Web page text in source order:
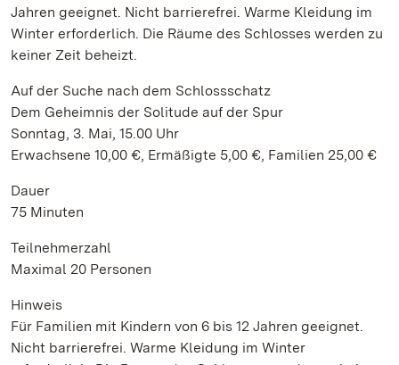
Jahren geeignet. Nicht barrierefrei. Warme Kleidung im
Winter erforderlich. Die Räume des Schlosses werden zu
keiner Zeit beheizt.
Auf der Suche nach dem Schlossschatz
Dem Geheimnis der Solitude auf der Spur
Sonntag, 3. Mai, 15.00 Uhr
Erwachsene 10,00 €, Ermäßigte 5,00 €, Familien 25,00 €
Dauer
75 Minuten
Teilnehmerzahl
Maximal 20 Personen
Hinweis
Für Familien mit Kindern von 6 bis 12 Jahren geeignet.
Nicht barrierefrei. Warme Kleidung im Winter